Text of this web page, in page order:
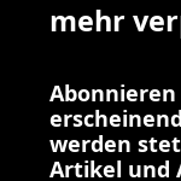
mehr
werden
Artikel und